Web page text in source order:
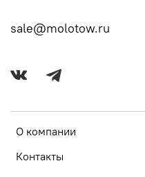
О компании
Контакты
sale@molotow.ru